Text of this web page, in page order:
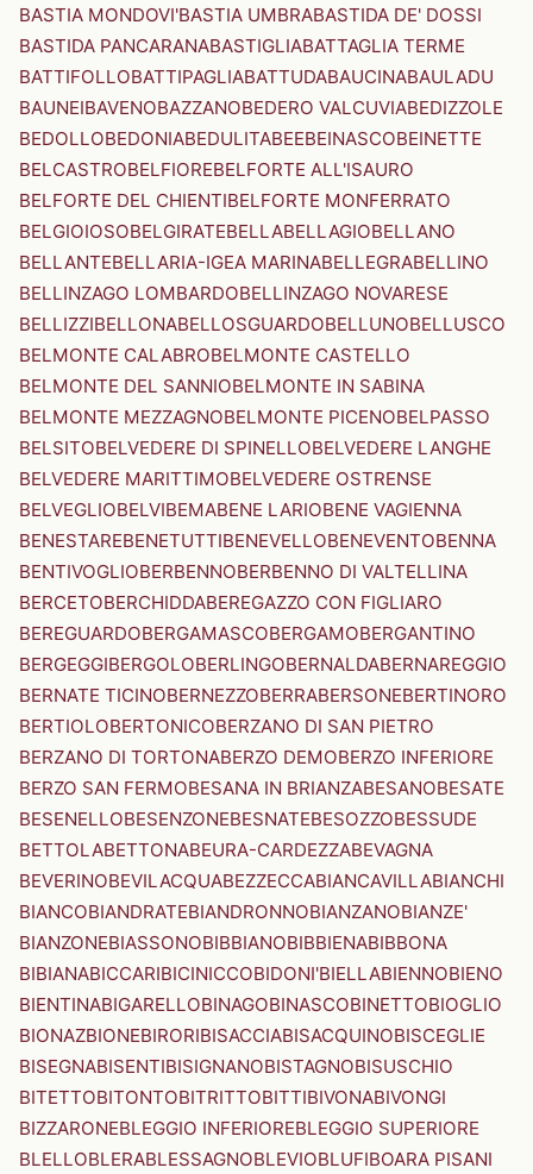
BASTIA MONDOVI'BASTIA UMBRABASTIDA DE' DOSSI
BASTIDA PANCARANABASTIGLIABATTAGLIA TERME
BATTIFOLLOBATTIPAGLIABATTUDABAUCINABAULADU
BAUNEIBAVENOBAZZANOBEDERO VALCUVIABEDIZZOLE
BEDOLLOBEDONIABEDULITABEEBEINASCOBEINETTE
BELCASTROBELFIOREBELFORTE ALL'ISAURO
BELFORTE DEL CHIENTIBELFORTE MONFERRATO
BELGIOIOSOBELGIRATEBELLABELLAGIOBELLANO
BELLANTEBELLARIA-IGEA MARINABELLEGRABELLINO
BELLINZAGO LOMBARDOBELLINZAGO NOVARESE
BELLIZZIBELLONABELLOSGUARDOBELLUNOBELLUSCO
BELMONTE CALABROBELMONTE CASTELLO
BELMONTE DEL SANNIOBELMONTE IN SABINA
BELMONTE MEZZAGNOBELMONTE PICENOBELPASSO
BELSITOBELVEDERE DI SPINELLOBELVEDERE LANGHE
BELVEDERE MARITTIMOBELVEDERE OSTRENSE
BELVEGLIOBELVIBEMABENE LARIOBENE VAGIENNA
BENESTAREBENETUTTIBENEVELLOBENEVENTOBENNA
BENTIVOGLIOBERBENNOBERBENNO DI VALTELLINA
BERCETOBERCHIDDABEREGAZZO CON FIGLIARO
BEREGUARDOBERGAMASCOBERGAMOBERGANTINO
BERGEGGIBERGOLOBERLINGOBERNALDABERNAREGGIO
BERNATE TICINOBERNEZZOBERRABERSONEBERTINORO
BERTIOLOBERTONICOBERZANO DI SAN PIETRO
BERZANO DI TORTONABERZO DEMOBERZO INFERIORE
BERZO SAN FERMOBESANA IN BRIANZABESANOBESATE
BESENELLOBESENZONEBESNATEBESOZZOBESSUDE
BETTOLABETTONABEURA-CARDEZZABEVAGNA
BEVERINOBEVILACQUABEZZECCABIANCAVILLABIANCHI
BIANCOBIANDRATEBIANDRONNOBIANZANOBIANZE'
BIANZONEBIASSONOBIBBIANOBIBBIENABIBBONA
BIBIANABICCARIBICINICCOBIDONI'BIELLABIENNOBIENO
BIENTINABIGARELLOBINAGOBINASCOBINETTOBIOGLIO
BIONAZBIONEBIRORIBISACCIABISACQUINOBISCEGLIE
BISEGNABISENTIBISIGNANOBISTAGNOBISUSCHIO
BITETTOBITONTOBITRITTOBITTIBIVONABIVONGI
BIZZARONEBLEGGIO INFERIOREBLEGGIO SUPERIORE
BLELLOBLERABLESSAGNOBLEVIOBLUFIBOARA PISANI